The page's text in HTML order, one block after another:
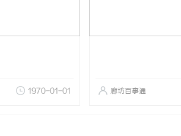
1970-01-01 廊坊百事通